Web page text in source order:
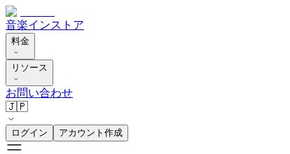
音楽インストア
料金
リソース
お問い合わせ
🇯🇵
ログイン アカウント作成